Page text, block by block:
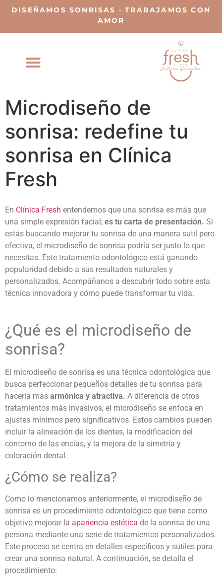
DISEÑAMOS SONRISAS · TRABAJAMOS CON
AMOR
Microdiseño de
sonrisa: redefine tu
sonrisa en Clínica
Fresh
En Clínica Fresh entendemos que una sonrisa es más que
una simple expresión facial; es tu carta de presentación. Si
estás buscando mejorar tu sonrisa de una manera sutil pero
efectiva, el microdiseño de sonrisa podría ser justo lo que
necesitas. Este tratamiento odontológico está ganando
popularidad debido a sus resultados naturales y
personalizados. Acompáñanos a descubrir todo sobre esta
técnica innovadora y cómo puede transformar tu vida.
¿Qué es el microdiseño de
sonrisa?
El microdiseño de sonrisa es una técnica odontológica que
busca perfeccionar pequeños detalles de tu sonrisa para
hacerla más armónica y atractiva. A diferencia de otros
tratamientos más invasivos, el microdiseño se enfoca en
ajustes mínimos pero significativos. Estos cambios pueden
incluir la alineación de los dientes, la modificación del
contorno de las encías, y la mejora de la simetría y
coloración dental.
¿Cómo se realiza?
Como lo mencionamos anteriormente, el microdiseño de
sonrisa es un procedimiento odontológico que tiene como
objetivo mejorar la apariencia estética de la sonrisa de una
persona mediante una serie de tratamientos personalizados.
Este proceso se centra en detalles específicos y sutiles para
crear una sonrisa natural. A continuación, se detalla el
procedimiento: